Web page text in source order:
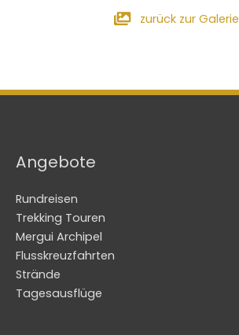
zurück zur Galerie
Angebote
Rundreisen
Trekking Touren
Mergui Archipel
Flusskreuzfahrten
Strände
Tagesausflüge